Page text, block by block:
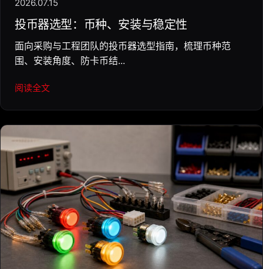
2026.07.15
投币器选型：币种、安装与稳定性
面向采购与工程团队的投币器选型指南，梳理币种范
围、安装角度、防卡币结...
阅读全文